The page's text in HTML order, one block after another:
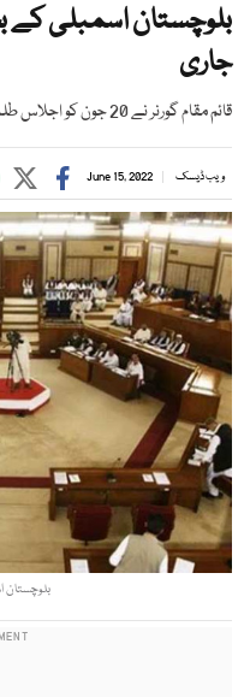
بلوچستان اسمبلی کے
جاری
قائم مقام گورنر نے 20 جون کو اجلاس طلب کرلیا جو پہلے 17 جون کو ہونا تھا
ویب ڈیسک June 15, 2022
بلوچستان